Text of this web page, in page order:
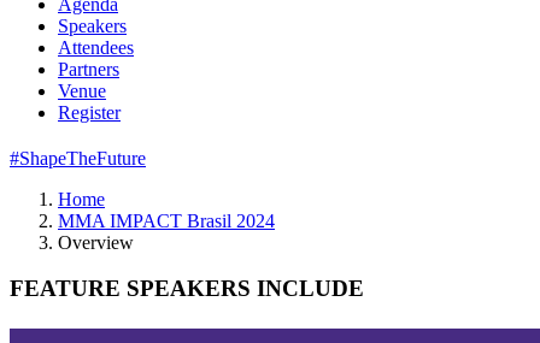
Speakers
Attendees
Partners
Venue
Register
#ShapeTheFuture
Home
MMA IMPACT Brasil 2024
Overview
FEATURE SPEAKERS INCLUDE